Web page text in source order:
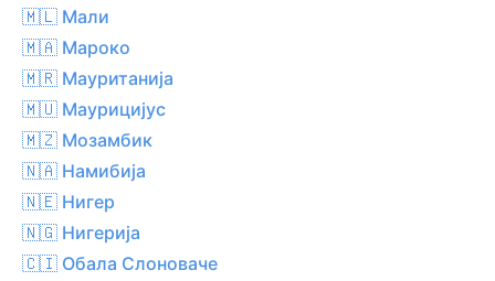
🇲🇱 Мали
🇲🇦 Мароко
🇲🇷 Мауританија
🇲🇺 Маурицијус
🇲🇿 Мозамбик
🇳🇦 Намибија
🇳🇪 Нигер
🇳🇬 Нигерија
🇨🇮 Обала Слоноваче